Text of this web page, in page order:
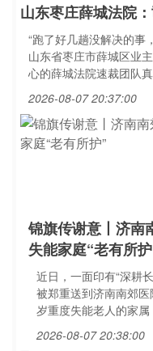
山东枣庄薛城法院
“跑了好几趟没解决的事
山东省枣庄市薛城区业
心的薛城法院速裁团队
2026-08-07 20:37:00
锦旗传谢意丨济南
失能家庭“老有所护
近日，一面印有“深耕
被郑重送到济南南郊
岁重度失能老人的家属
2026-08-07 20:38:00